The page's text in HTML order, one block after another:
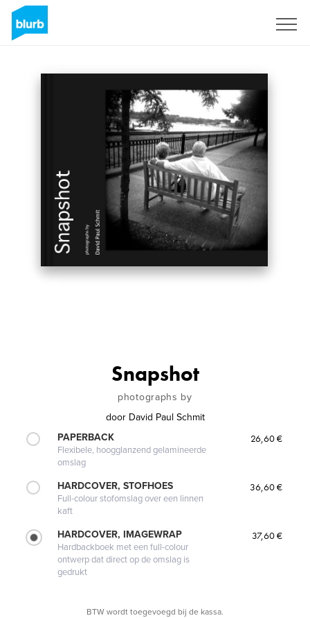
Snapshot
photographs by
door David Paul Schmit
PAPERBACK
Flexibele, hoogglanzend gelamineerde
omslag
26,60 €
HARDCOVER, STOFHOES
Full-colour stofomslag over een linnen
kaft
36,60 €
HARDCOVER, IMAGEWRAP
Hardbackboek met een full-colour
ontwerp dat direct op de omslag is
gedrukt
37,60 €
BTW wordt toegevoegd bij de kassa.